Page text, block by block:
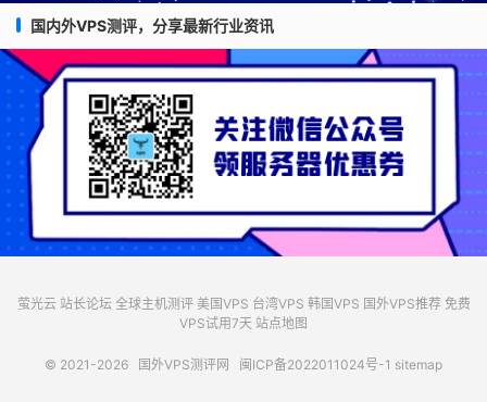
国内外VPS测评，分享最新行业资讯
萤光云 站长论坛 全球主机测评 美国VPS 台湾VPS 韩国VPS 国外VPS推荐 免费
VPS试用7天 站点地图
© 2021-2026 国外VPS测评网 闽ICP备2022011024号-1 sitemap